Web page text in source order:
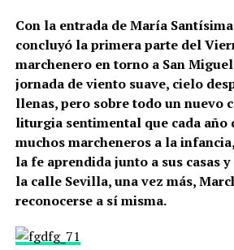
Con la entrada de María
concluyó la primera parte del
marchenero en torno a San
jornada de viento suave, cielo
llenas, pero sobre todo un nuevo
liturgia sentimental que cada año
muchos marcheneros a la
la fe aprendida junto a sus casas
la calle Sevilla, una vez más,
reconocerse a sí misma.